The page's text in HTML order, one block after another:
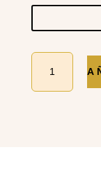
COLLAR
VAN
VERDE